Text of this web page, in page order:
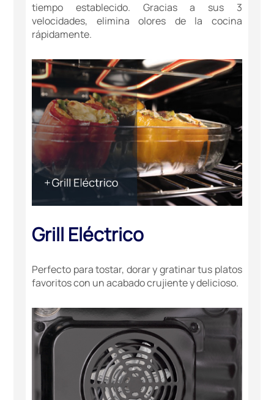
tiempo establecido. Gracias a sus 3
velocidades, elimina olores de la cocina
rápidamente.
Grill Eléctrico
Perfecto para tostar, dorar y gratinar tus platos
favoritos con un acabado crujiente y delicioso.